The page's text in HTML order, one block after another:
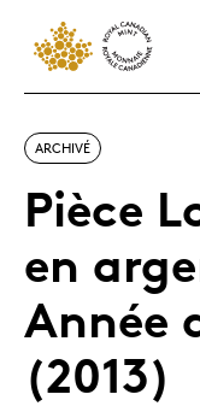
ARCHIVÉ
Pièce
en
Année
(2013)